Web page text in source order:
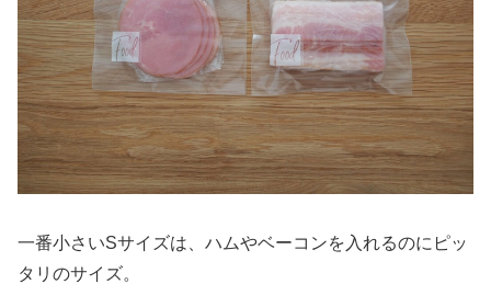
一番小さいSサイズは、ハムやベーコンを入れるのにピッ
タリのサイズ。